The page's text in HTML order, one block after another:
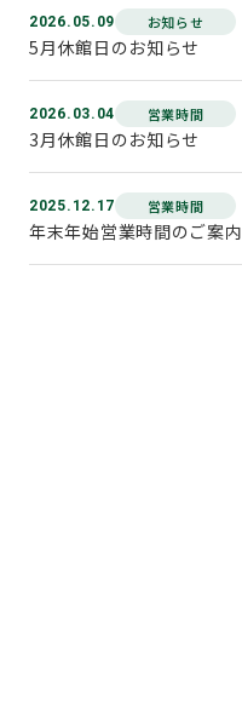
2026.05.09 お知らせ
5月休館日のお知らせ
2026.03.04 営業時間
3月休館日のお知らせ
2025.12.17 営業時間
年末年始営業時間のご案内